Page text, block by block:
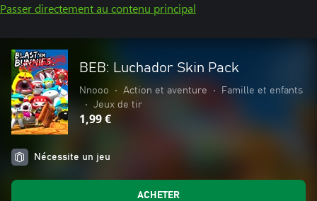
Passer directement au contenu principal
BEB: Luchador Skin Pack
Nnooo • Action et aventure •
Famille et enfants
•
Jeux de tir
1,99 €
Nécessite un jeu
ACHETER